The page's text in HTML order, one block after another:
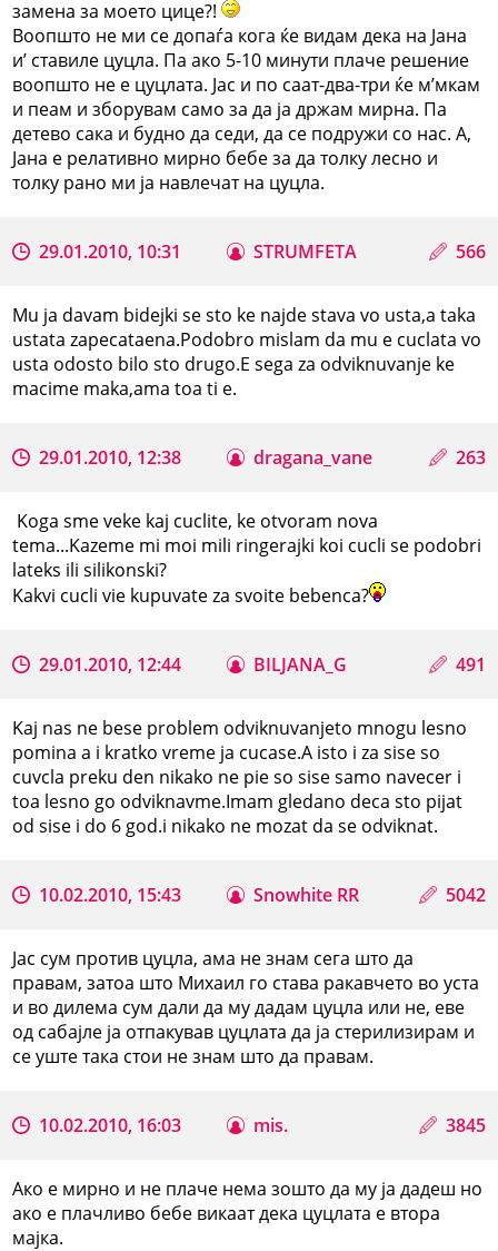
замена за моето цице?!
Воопшто не ми се допаѓа кога ќе видам дека на Јана
и’ ставиле цуцла. Па ако 5-10 минути плаче решение
воопшто не е цуцлата. Јас и по саат-два-три ќе м’мкам
и пеам и зборувам само за да ја држам мирна. Па
детево сака и будно да седи, да се подружи со нас. А,
Јана е релативно мирно бебе за да толку лесно и
толку рано ми ја навлечат на цуцла.
29.01.2010, 10:31 STRUMFETA 566
Mu ja davam bidejki se sto ke najde stava vo usta,a taka
ustata zapecataena.Podobro mislam da mu e cuclata vo
usta odosto bilo sto drugo.E sega za odviknuvanje ke
macime maka,ama toa ti e.
29.01.2010, 12:38 dragana_vane 263
Koga sme veke kaj cuclite, ke otvoram nova
tema...Kazeme mi moi mili ringerajki koi cucli se podobri
lateks ili silikonski?
Kakvi cucli vie kupuvate za svoite bebenca?
29.01.2010, 12:44 BILJANA_G 491
Kaj nas ne bese problem odviknuvanjeto mnogu lesno
pomina a i kratko vreme ja cucase.A isto i za sise so
cuvcla preku den nikako ne pie so sise samo navecer i
toa lesno go odviknavme.Imam gledano deca sto pijat
od sise i do 6 god.i nikako ne mozat da se odviknat.
10.02.2010, 15:43 Snowhite RR 5042
Јас сум против цуцла, ама не знам сега што да
правам, затоа што Михаил го става ракавчето во уста
и во дилема сум дали да му дадам цуцла или не, еве
од сабајле ја отпакував цуцлата да ја стерилизирам и
се уште така стои не знам што да правам.
10.02.2010, 16:03 mis. 3845
Ако е мирно и не плаче нема зошто да му ја дадеш но
ако е плачливо бебе викаат дека цуцлата е втора
мајка.